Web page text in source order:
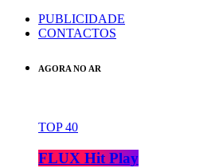
PUBLICIDADE
CONTACTOS
AGORA NO AR
TOP 40
FLUX Hit Play